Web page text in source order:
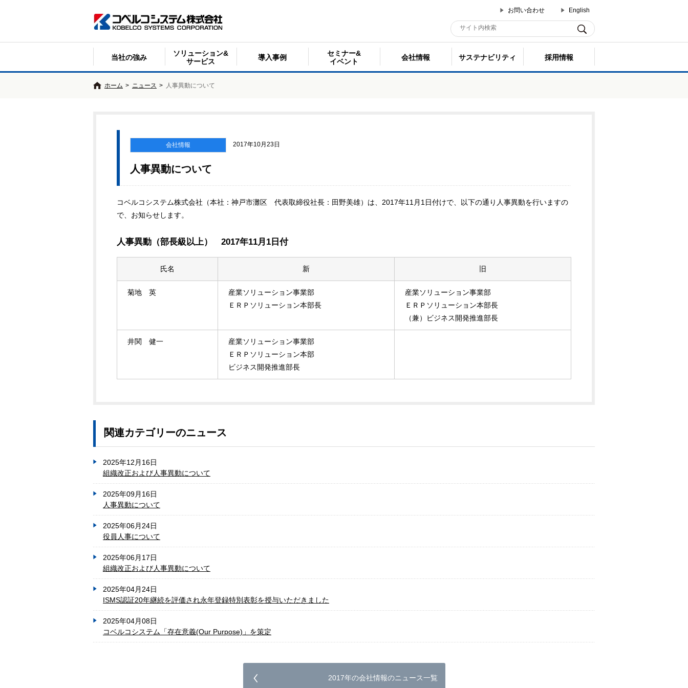
お問い合わせ English
当社の強み
ソリューション&
サービス
導入事例
セミナー&
イベント
会社情報 サステナビリティ 採用情報
ホーム > ニュース > 人事異動について
会社情報 2017年10月23日
人事異動について
コベルコシステム株式会社（本社：神戸市灘区 代表取締役社長：田野美雄）は、2017年11月1日付けで、以下の通り人事異動を行いますの
で、お知らせします。
人事異動（部長級以上） 2017年11月1日付
氏名 新 旧
菊地 英
産業ソリューション事業部
ＥＲＰソリューション本部長
産業ソリューション事業部
ＥＲＰソリューション本部長
（兼）ビジネス開発推進部長
井関 健一
産業ソリューション事業部
ＥＲＰソリューション本部
ビジネス開発推進部長
関連カテゴリーのニュース
2025年12月16日
組織改正および人事異動について
2025年09月16日
人事異動について
2025年06月24日
役員人事について
2025年06月17日
組織改正および人事異動について
2025年04月24日
ISMS認証20年継続を評価され永年登録特別表彰を授与いただきました
2025年04月08日
コベルコシステム「存在意義(Our Purpose)」を策定
2017年の会社情報のニュース一覧